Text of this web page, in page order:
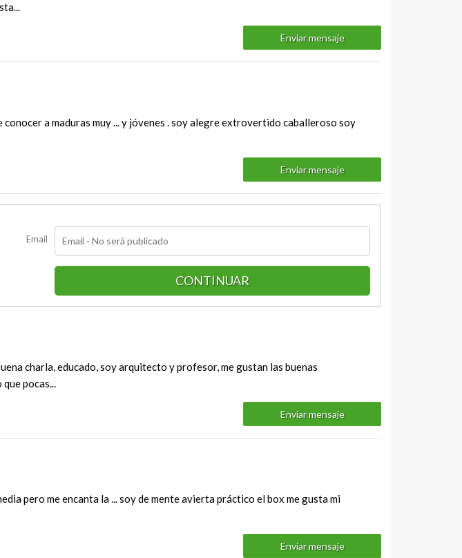
Enviar mensaje
a maduras muy ... y jóvenes . soy alegre extrovertido caballeroso soy
Enviar mensaje
Email
CONTINUAR
charla, educado, soy arquitecto y profesor, me gustan las buenas
pocas...
Enviar mensaje
pero me encanta la ... soy de mente avierta práctico el box me gusta mi
Enviar mensaje